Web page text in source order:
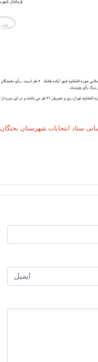
ستاد انتخابات شهرستان بختگان